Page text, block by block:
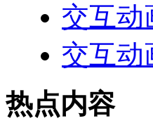
交互动
交互动
热点内容